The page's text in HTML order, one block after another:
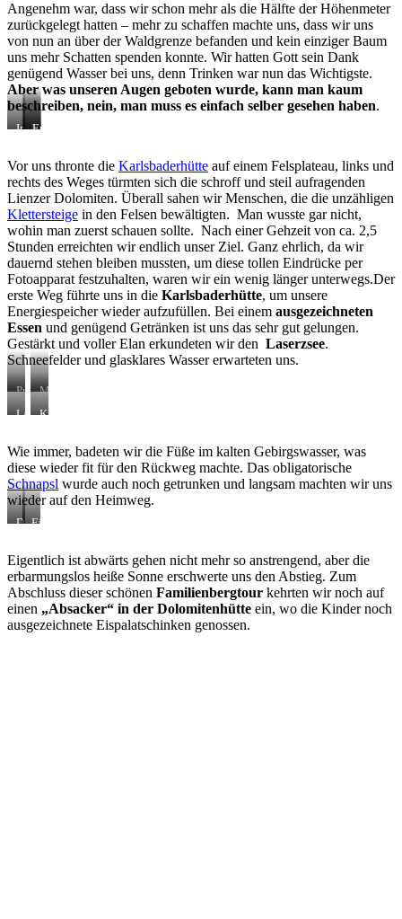
Dolomiten
Angenehm war, dass wir schon mehr als die Hälfte der Höhenmeter
zurückgelegt hatten – mehr zu schaffen machte uns, dass wir uns
von nun an über der Waldgrenze befanden und kein einziger Baum
uns mehr Schatten spenden konnte. Wir hatten Gott sein Dank
genügend Wasser bei uns, denn Trinken war nun das Wichtigste.
Aber was unseren Augen geboten wurde, kann man kaum
beschreiben, nein, man muss es einfach selber gesehen haben.
Immer
wir
der
Hütte
Karlsbaderhütte
Endlich
Vor uns thronte die Karlsbaderhütte auf einem Felsplateau, links und
rechts des Weges türmten sich die schroff und steil aufragenden
Lienzer Dolomiten. Überall sahen wir Menschen, die die unzähligen
Klettersteige in den Felsen bewältigten. Man wusste gar nicht,
wohin man zuerst schauen sollte. Nach einer Gehzeit von ca. 2,5
Stunden erreichten wir endlich unser Ziel. Ganz ehrlich, da wir
dauernd stehen bleiben mussten, um diese tollen Eindrücke per
Fotoapparat festzuhalten, waren wir ein wenig länger unterwegs.Der
erste Weg führte uns in die Karlsbaderhütte, um unsere
Energiespeicher wieder aufzufüllen. Bei einem ausgezeichneten
Essen und genügend Getränken ist uns das sehr gut gelungen.
Gestärkt und voller Elan erkundeten wir den Laserzsee.
Schneefelder und glasklares Wasser erwarteten uns.
Prost,
das
haben
uns
verdient
Mahlzeit
LaserzseeKraftplatz
Wie immer, badeten wir die Füße im kalten Gebirgswasser, was
diese wieder fit für den Rückweg machte. Das obligatorische
Schnapsl wurde auch noch getrunken und langsam machten wir uns
wieder auf den Heimweg.
Der
seinem
tiefblauen
Wasser
Ein
Abschluss
Eigentlich ist abwärts gehen nicht mehr so anstrengend, aber die
erbarmungslos heiße Sonne erschwerte uns den Abstieg. Zum
Abschluss dieser schönen Familienbergtour kehrten wir noch auf
einen „Absacker“ in der Dolomitenhütte ein, wo die Kinder noch
ausgezeichnete Eispalatschinken genossen.